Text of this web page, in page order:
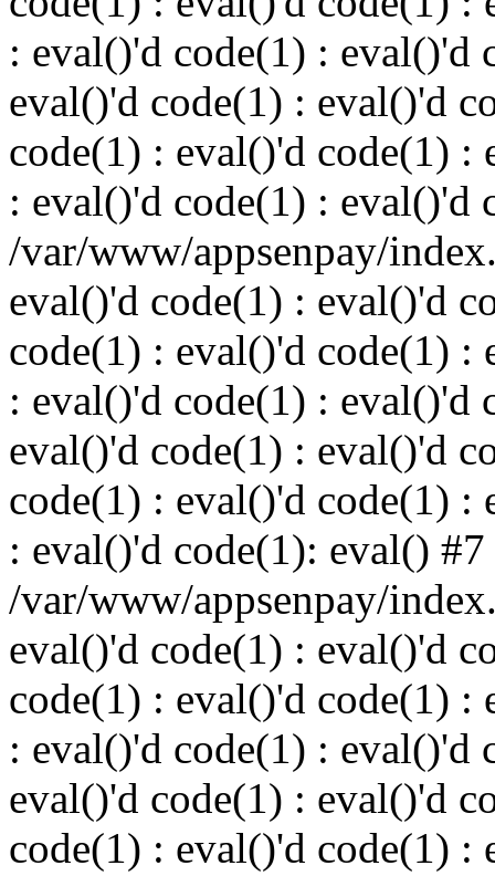
: eval()'d code(1) : eval()'d
eval()'d code(1) : eval()'d
code(1) : eval()'d code(1) :
: eval()'d code(1) : eval()'d
/var/www/appsenpay/
eval()'d code(1) : eval()'d
code(1) : eval()'d code(1) :
: eval()'d code(1) : eval()'d
eval()'d code(1) : eval()'d
code(1) : eval()'d code(1) :
: eval()'d code(1): eval() #7
/var/www/appsenpay/
eval()'d code(1) : eval()'d
code(1) : eval()'d code(1) :
: eval()'d code(1) : eval()'d
eval()'d code(1) : eval()'d
code(1) : eval()'d code(1) :